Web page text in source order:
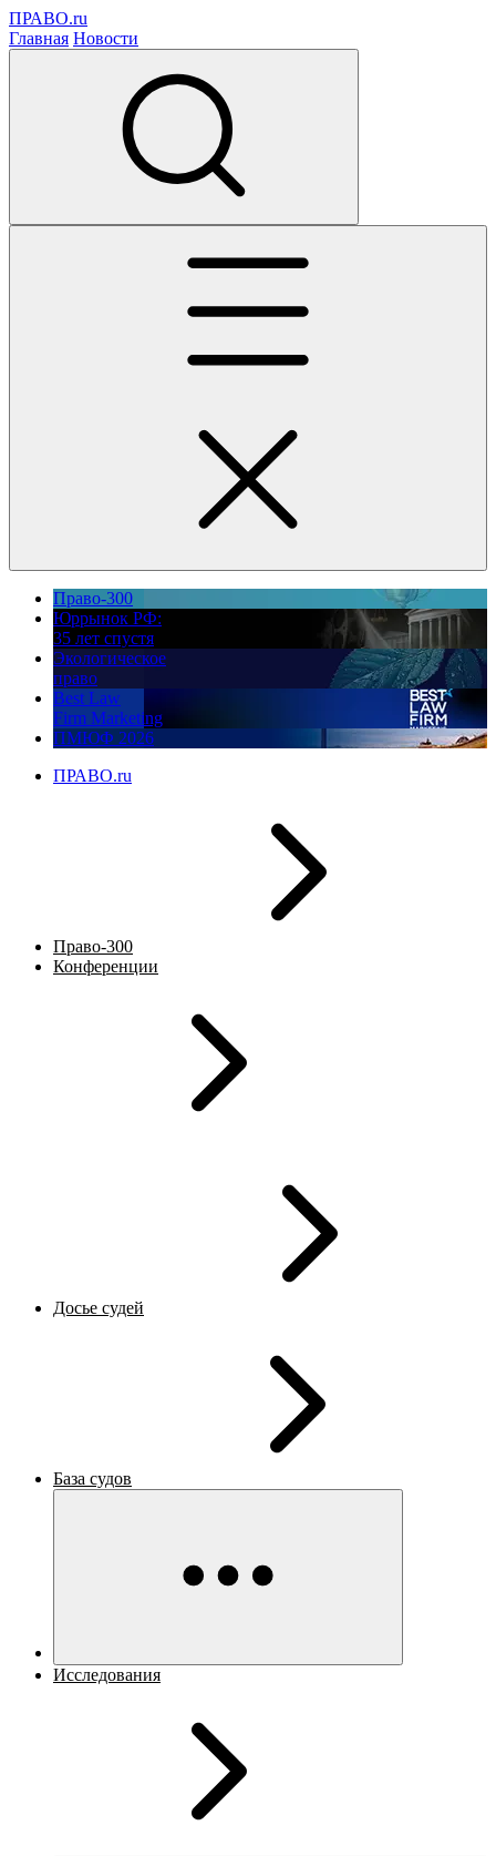
ПРАВО.ru
Главная Новости
Право-300
Юррынок РФ:
35 лет спустя
Экологическое
право
Best Law
Firm Marketing
ПМЮФ 2026
ПРАВО.ru
Право-300
Конференции
Досье судей
База судов
Исследования